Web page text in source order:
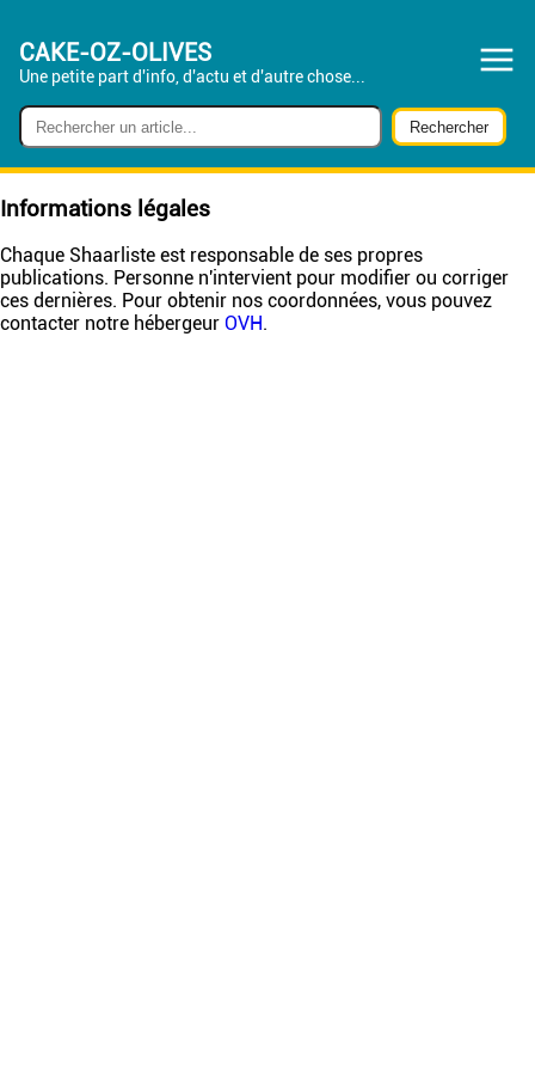
CAKE-OZ-OLIVES
Une petite part d'info, d'actu et d'autre chose...
Informations légales
Chaque Shaarliste est responsable de ses propres
publications. Personne n'intervient pour modifier ou corriger
ces dernières. Pour obtenir nos coordonnées, vous pouvez
contacter notre hébergeur OVH.